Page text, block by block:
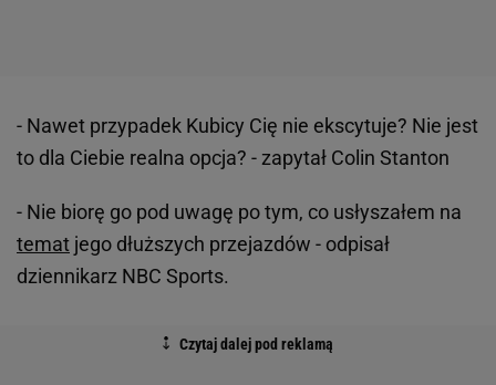
- Nawet przypadek Kubicy Cię nie ekscytuje? Nie jest
to dla Ciebie realna opcja? - zapytał Colin Stanton
- Nie biorę go pod uwagę po tym, co usłyszałem na
temat jego dłuższych przejazdów - odpisał
dziennikarz NBC Sports.